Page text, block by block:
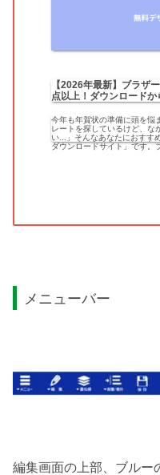
【2026年最新】ブラザ
点以上！ダウンロード
今年も年賀状の準備に頭を悩
レートを探しているけど、な
い...」そんなあなたにおすす
ダウンロードサイト」です。
メニューバー
編集画面の上部、ブルー